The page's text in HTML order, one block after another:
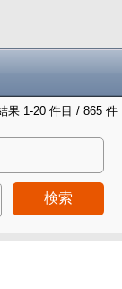
果 1-20 件目 / 865 件
検索